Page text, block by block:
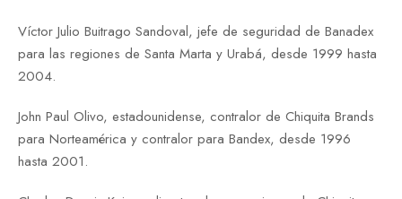
Víctor Julio Buitrago Sandoval, jefe de seguridad de Banadex
para las regiones de Santa Marta y Urabá, desde 1999 hasta
2004.
John Paul Olivo, estadounidense, contralor de Chiquita Brands
para Norteamérica y contralor para Bandex, desde 1996
hasta 2001.